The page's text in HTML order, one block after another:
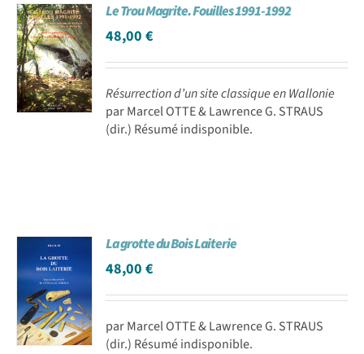
Le Trou Magrite. Fouilles 1991-1992
48,00€
Résurrection d’un site classique en Wallonie
par Marcel OTTE & Lawrence G. STRAUS
(dir.) Résumé indisponible.
La grotte du Bois Laiterie
48,00€
par Marcel OTTE & Lawrence G. STRAUS
(dir.) Résumé indisponible.